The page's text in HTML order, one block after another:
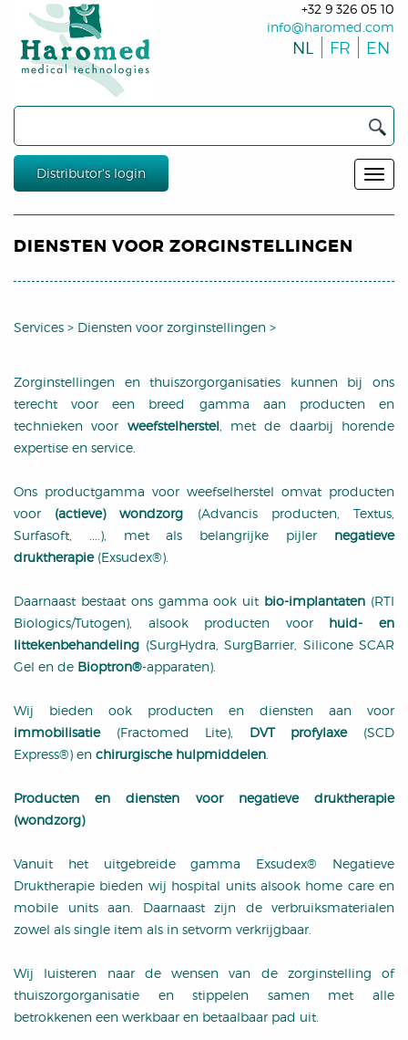
+32 9 326 05 10
info@haromed.com
NL FR EN
Distributor's login
DIENSTEN VOOR ZORGINSTELLINGEN
Services > Diensten voor zorginstellingen >
Zorginstellingen en thuiszorgorganisaties kunnen bij ons
terecht voor een breed gamma aan producten en
technieken voor weefstelherstel , met de daarbij horende
expertise en service.
Ons productgamma voor weefselherstel omvat producten
voor (actieve) wondzorg (Advancis producten, Textus,
Surfasoft, ....), met als belangrijke pijler negatieve
druktherapie (Exsudex®).
Daarnaast bestaat ons gamma ook uit bio-implantaten (RTI
Biologics/Tutogen), alsook producten voor huid- en
littekenbehandeling (SurgHydra, SurgBarrier, Silicone SCAR
Gel en de Bioptron®-apparaten).
Wij bieden ook producten en diensten aan voor
immobilisatie(Fractomed Lite), DVT profylaxe(SCD
Express®) en chirurgische hulpmiddelen
Producten en diensten voor negatieve druktherapie
(wondzorg)
Vanuit het uitgebreide gamma Exsudex® Negatieve
Druktherapie bieden wij hospital units alsook home care en
mobile units aan. Daarnaast zijn de verbruiksmaterialen
zowel als single item als in setvorm verkrijgbaar.
Wij luisteren naar de wensen van de zorginstelling of
thuiszorgorganisatie en stippelen samen met alle
betrokkenen een werkbaar en betaalbaar pad uit.